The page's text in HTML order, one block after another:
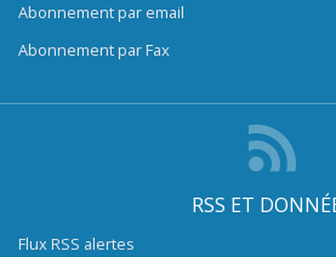
Abonnement par email
Abonnement par Fax
RSS ET
Flux RSS alertes